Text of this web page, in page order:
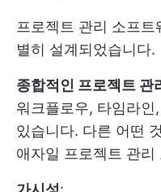
프로젝트 관리 소프
별히 설계되었습니다.
종합적인 프로젝트 관
워크플로우, 타임라
있습니다. 다른 어떤
애자일 프로젝트 관리